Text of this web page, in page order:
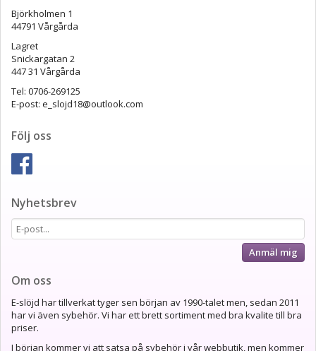
Björkholmen 1
44791 Vårgårda
Lagret
Snickargatan 2
447 31 Vårgårda
Tel: 0706-269125
E-post: e_slojd18@outlook.com
Följ oss
Nyhetsbrev
Anmäl mig
Om oss
E-slöjd har tillverkat tyger sen början av 1990-talet men, sedan 2011
har vi även sybehör. Vi har ett brett sortiment med bra kvalite till bra
priser.
I början kommer vi att satsa på sybehör i vår webbutik, men kommer